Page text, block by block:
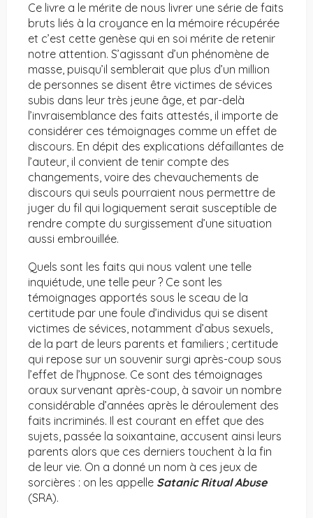
Ce livre a le mérite de nous livrer une série de faits
bruts liés à la croyance en la mémoire récupérée
et c’est cette genèse qui en soi mérite de retenir
notre attention. S’agissant d’un phénomène de
masse, puisqu’il semblerait que plus d’un million
de personnes se disent être victimes de sévices
subis dans leur très jeune âge, et par-delà
l’invraisemblance des faits attestés, il importe de
considérer ces témoignages comme un effet de
discours. En dépit des explications défaillantes de
l’auteur, il convient de tenir compte des
changements, voire des chevauchements de
discours qui seuls pourraient nous permettre de
juger du fil qui logiquement serait susceptible de
rendre compte du surgissement d’une situation
aussi embrouillée.
Quels sont les faits qui nous valent une telle
inquiétude, une telle peur ? Ce sont les
témoignages apportés sous le sceau de la
certitude par une foule d’individus qui se disent
victimes de sévices, notamment d’abus sexuels,
de la part de leurs parents et familiers ; certitude
qui repose sur un souvenir surgi après-coup sous
l’effet de l’hypnose. Ce sont des témoignages
oraux survenant après-coup, à savoir un nombre
considérable d’années après le déroulement des
faits incriminés. Il est courant en effet que des
sujets, passée la soixantaine, accusent ainsi leurs
parents alors que ces derniers touchent à la fin
de leur vie. On a donné un nom à ces jeux de
sorcières : on les appelle Satanic Ritual Abuse
(SRA).